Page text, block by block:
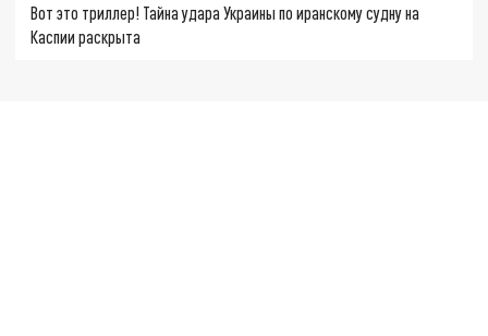
Вот это триллер! Тайна удара Украины по иранскому судну на
Каспии раскрыта